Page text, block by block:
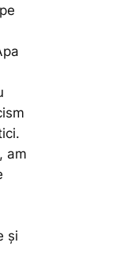
am
și